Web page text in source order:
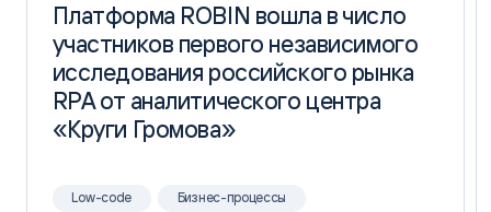
Платформа ROBIN вошла в число
участников первого независимого
исследования российского рынка
RPA от аналитического центра
«Круги Громова»
Платформа ROBIN вошла в число
участников первого независимого
исследования российского рынка
RPA от аналитического центра
«Круги Громова»
Low-code Бизнес-процессы